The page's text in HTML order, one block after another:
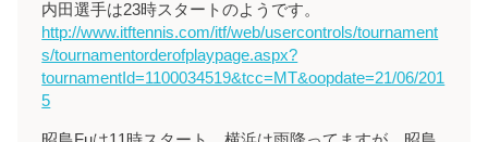
内田選手は23時スタートのようです。
http://www.itftennis.com/itf/web/usercontrols/tournament
s/tournamentorderofplaypage.aspx?
tournamentId=1100034519&tcc=MT&oopdate=21/06/201
5